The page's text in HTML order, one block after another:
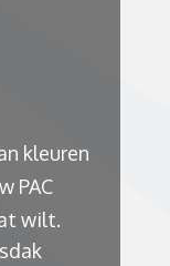
kleuren
PAC
wilt.